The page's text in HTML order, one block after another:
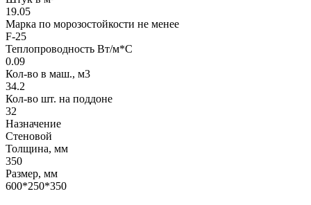
19.05
Марка по морозостойкости не менее
F-25
Теплопроводность Вт/м*С
0.09
Кол-во в маш., м3
34.2
Кол-во шт. на поддоне
32
Назначение
Стеновой
Толщина, мм
350
Размер, мм
600*250*350